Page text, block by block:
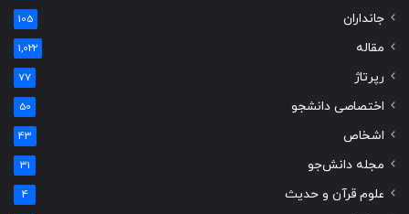
جانداران 105
مقاله 1,022
رپرتاژ 77
اختصاصی دانشجو 50
اشخاص 43
مجله دانش‌جو 31
علوم قرآن و حدیث 4